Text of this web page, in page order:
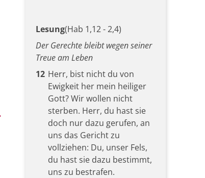
Lesung(Hab 1,12 - 2,4)
Der Gerechte bleibt wegen seiner
Treue am Leben
12 Herr, bist nicht du von
Ewigkeit her mein heiliger
Gott? Wir wollen nicht
sterben. Herr, du hast sie
doch nur dazu gerufen, an
uns das Gericht zu
vollziehen: Du, unser Fels,
du hast sie dazu bestimmt,
uns zu bestrafen.